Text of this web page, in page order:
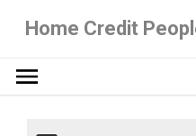
Home Credit